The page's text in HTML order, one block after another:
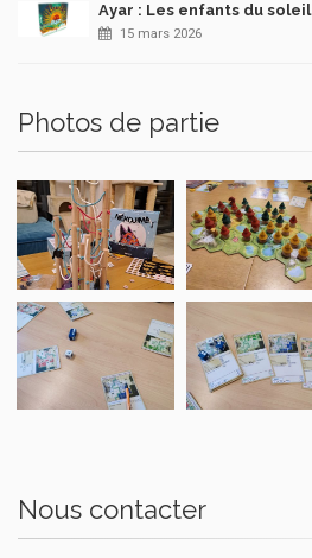
Ayar : Les enfants du soleil
15 mars 2026
Photos de partie
Nous contacter